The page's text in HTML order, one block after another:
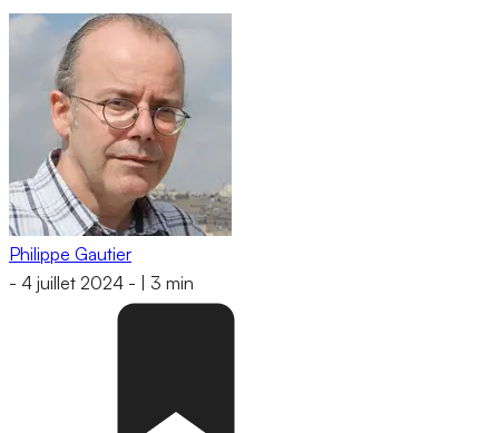
Philippe Gautier
- 4 juillet 2024 - 3 min